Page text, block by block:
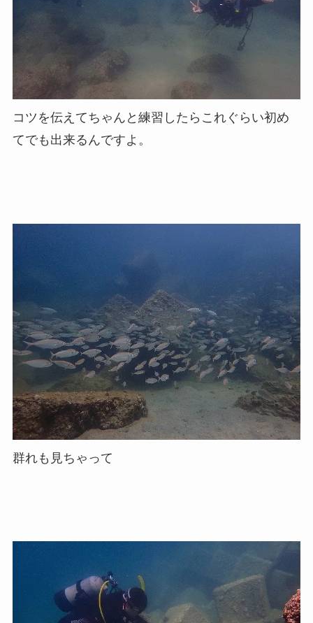
コツを伝えてちゃんと練習したらこれぐらい初め
てでも出来るんですよ。
群れも見ちゃって